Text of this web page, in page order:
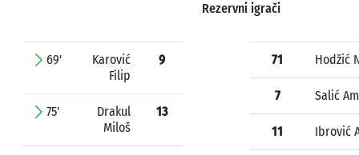
Rezervni igrači
69'
Karović
Filip
9
75'
Drakul
Miloš
13
71 Hodžić
7 Salić
11 Ibrović